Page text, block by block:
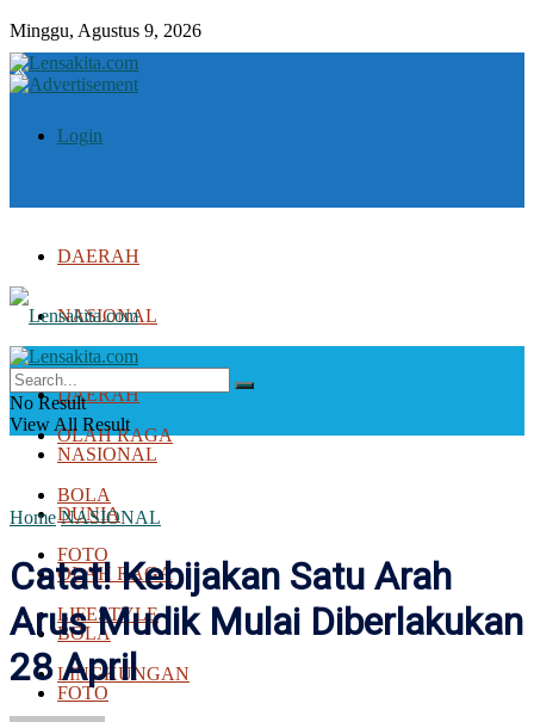
Minggu, Agustus 9, 2026
Login
DAERAH
NASIONAL
DUNIA
OLAH RAGA
BOLA
FOTO
LIFESTYLE
LINGKUNGAN
DAERAH
NASIONAL
DUNIA
OLAH RAGA
BOLA
FOTO
No Result
View All Result
Home NASIONAL
Catat! Kebijakan Satu Arah
Arus Mudik Mulai Diberlakukan
28 April